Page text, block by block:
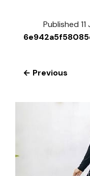
Published
← Previous